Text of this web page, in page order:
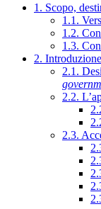
1. Scopo,
1.1.
1.2.
1.3.
2.
2.1.
2.2.
2.3.